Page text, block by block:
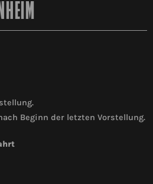
Beginn der letzten Vorstellung.